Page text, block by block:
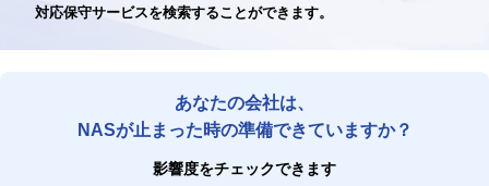
対応保守サービスを検索することができます。
あなたの会社は、
NASが止まった時の準備できていますか？
影響度をチェックできます